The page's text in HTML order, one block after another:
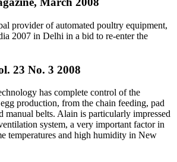
provider of automated poultry equipment,
2007 in Delhi in a bid to re-enter the
23 No. 3 2008
has complete control of the
production, from the chain feeding, pad
manual belts. Alain is particularly impressed
system, a very important factor in
temperatures and high humidity in New